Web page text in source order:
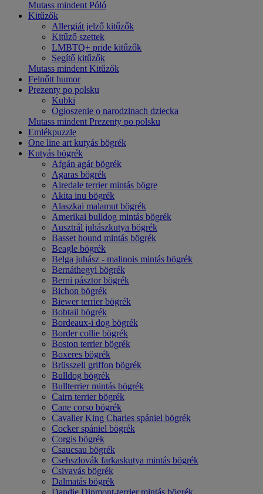
Mutass mindent Póló
Kitűzők
Allergiát jelző kitűzők
Kitűző szettek
LMBTQ+ pride kitűzők
Segítő kitűzők
Mutass mindent Kitűzők
Felnőtt humor
Prezenty po polsku
Kubki
Ogłoszenie o narodzinach dziecka
Mutass mindent Prezenty po polsku
Emlékpuzzle
One line art kutyás bögrék
Kutyás bögrék
Afgán agár bögrék
Agaras bögrék
Airedale terrier mintás bögre
Akita inu bögrék
Alaszkai malamut bögrék
Amerikai bulldog mintás bögrék
Ausztrál juhászkutya bögrék
Basset hound mintás bögrék
Beagle bögrék
Belga juhász - malinois mintás bögrék
Bernáthegyi bögrék
Berni pásztor bögrék
Bichon bögrék
Biewer terrier bögrék
Bobtail bögrék
Bordeaux-i dog bögrék
Border collie bögrék
Boston terrier bögrék
Boxeres bögrék
Brüsszeli griffon bögrék
Bulldog bögrék
Bullterrier mintás bögrék
Cairn terrier bögrék
Cane corso bögrék
Cavalier King Charles spániel bögrék
Cocker spániel bögrék
Corgis bögrék
Csaucsau bögrék
Csehszlovák farkaskutya mintás bögrék
Csivavás bögrék
Dalmatás bögrék
Dandie Dinmont-terrier mintás bögrék